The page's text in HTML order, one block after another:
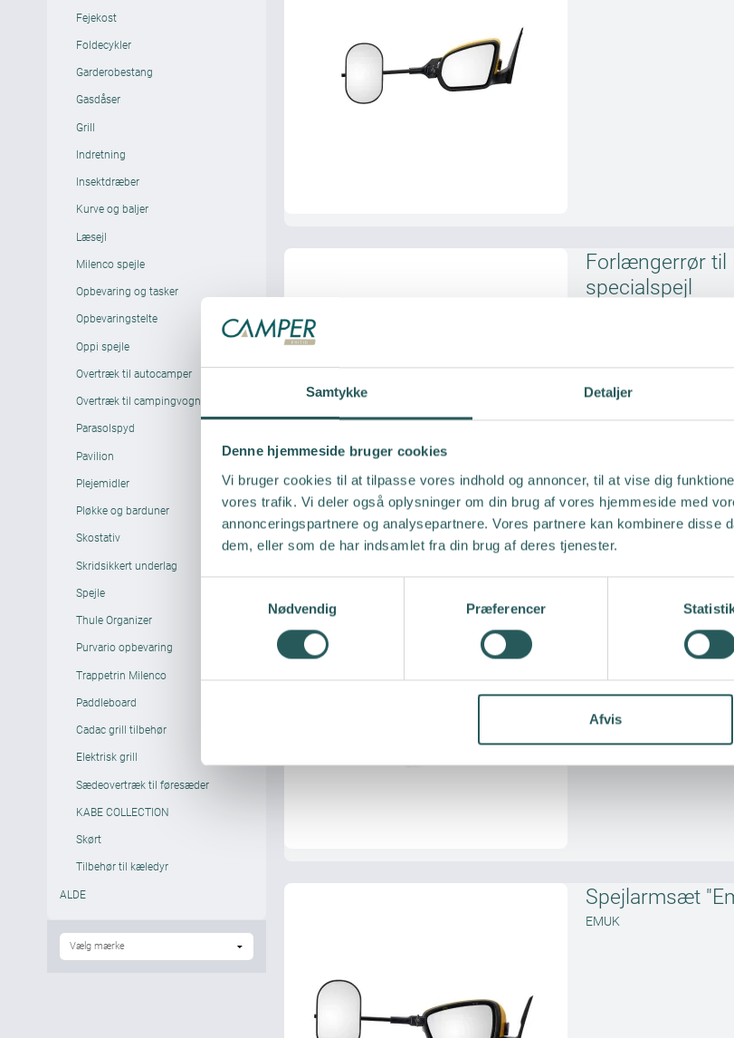
Samtykke Detaljer
Denne hjemmeside bruger cookies
Vi bruger cookies til at tilpasse vores indhold og annoncer, til at vise dig
vores trafik. Vi deler også oplysninger om din brug af vores hjemmeside med
annonceringspartnere og analysepartnere. Vores partnere kan kombinere disse
dem, eller som de har indsamlet fra din brug af deres tjenester.
v
a
Nødvendig Præferencer
Afvis
Fejekost
Foldecykler
Garderobestang
Gasdåser
Grill
Indretning
Insektdræber
Kurve og baljer
Læsejl
Milenco spejle
Opbevaring og tasker
Opbevaringstelte
Oppi spejle
Overtræk til autocamper
Overtræk til campingvogn
Parasolspyd
Pavilion
Plejemidler
Pløkke og barduner
Skostativ
Skridsikkert underlag
Spejle
Thule Organizer
Purvario opbevaring
Trappetrin Milenco
Paddleboard
Cadac grill tilbehør
Elektrisk grill
Sædeovertræk til føresæder
KABE COLLECTION
Skørt
Tilbehør til kæledyr
ALDE
Forlængerrør til
specialspejl
Reflekssæt til
spejlhoved
Spejlarmsæt
EMUK